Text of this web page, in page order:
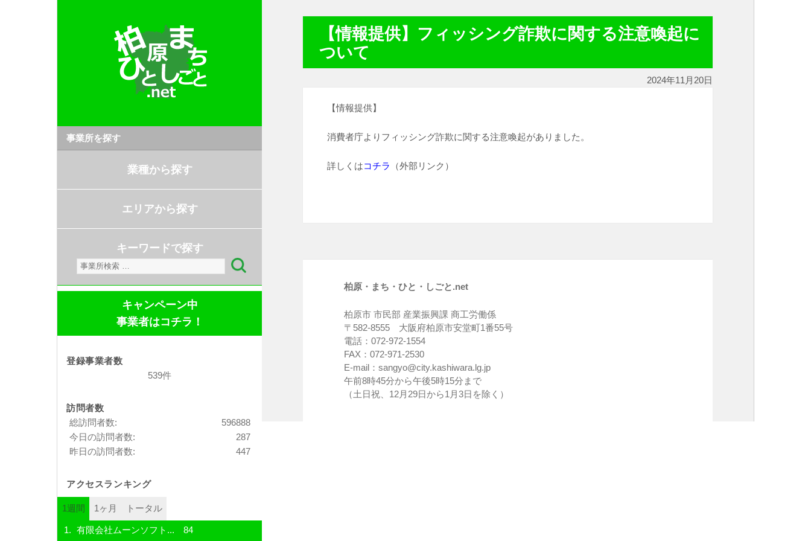
事業所を探す
業種から探す
エリアから探す
キーワードで探す
検
索:
キャンペーン中
事業者はコチラ！
登録事業者数
539件
訪問者数
596888
総訪問者数:
287
今日の訪問者数:
447
昨日の訪問者数:
アクセスランキング
1週間 1ヶ月 トータル
有限会社ムーンソフト... 84
【情報提供】フィッシング詐欺に関する注意喚起に
ついて
2024年11月20日
【情報提供】
消費者庁よりフィッシング詐欺に関する注意喚起がありました。
詳しくはコチラ （外部リンク）
柏原・まち・ひと・しごと.net
柏原市 市民部 産業振興課 商工労働係
〒582-8555 大阪府柏原市安堂町1番55号
電話：072-972-1554
FAX：072-971-2530
E-mail：sangyo@city.kashiwara.lg.jp
午前8時45分から午後5時15分まで
（土日祝、12月29日から1月3日を除く）